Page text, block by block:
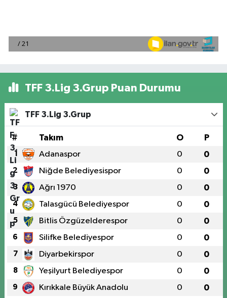
TFF 3.Lig 3.Grup Puan Durumu
TFF 3.Lig 3.Grup
# Takım O P
1 Adanaspor 0 0
2 Niğde Belediyesispor 0 0
3 Ağrı 1970 0 0
4 Talasgücü Belediyespor 0 0
5 Bitlis Özgüzelderespor 0 0
6 Silifke Belediyespor 0 0
7 Diyarbekirspor 0 0
8 Yeşilyurt Belediyespor 0 0
9 Kırıkkale Büyük Anadolu 0 0